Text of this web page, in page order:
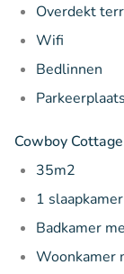
Overdekt
Wifi
Bedlinnen
Cowboy Cottage
35m2
1 slaapkamer
Badkamer
Woonkamer